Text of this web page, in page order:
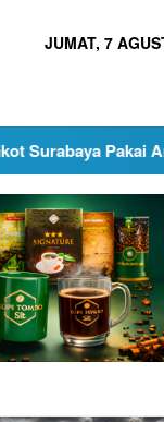
JUMAT, 7
Pakai Ambulans